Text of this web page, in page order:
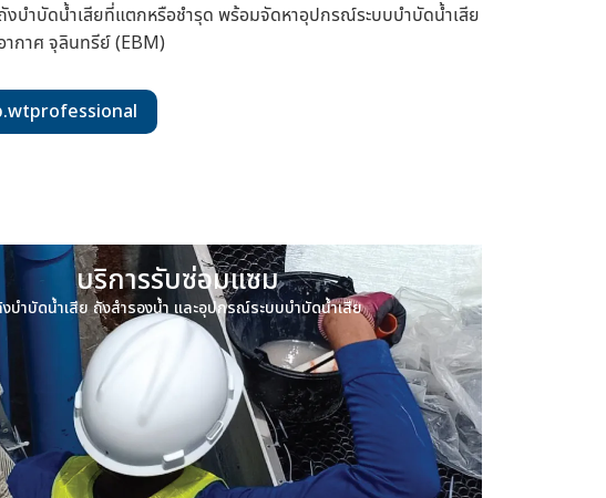
บำบัดน้ำเสียที่แตกหรือชำรุด พร้อมจัดหาอุปกรณ์ระบบบำบัดน้ำเสีย
ากาศ จุลินทรีย์ (EBM)
บริการรับซ่อมแซม
บำบัดน้ำเสีย ถังสำรองน้ำ และอุปกรณ์ระบบบำบัดน้ำเสีย